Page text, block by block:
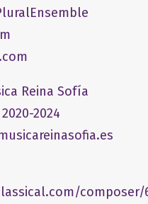
Reina Sofía
2024
composer/